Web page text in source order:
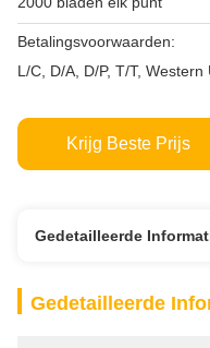
Betalingsvoorwaarden:
L/C, D/A, D/P, T/T, Western
Krijg Beste Prijs
Gedetailleerde
Gedetailleerde